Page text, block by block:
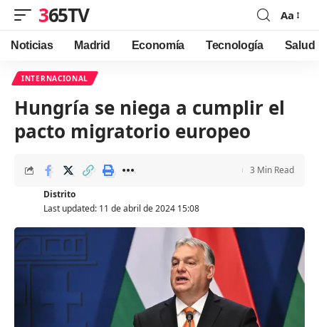
365TV
Font
Resizer
Aa
Noticias Madrid Economía Tecnología Salud
INTERNACIONAL
Hungría se niega a cumplir el
pacto migratorio europeo
Last updated: 11 de abril de 2024 15:08
Distrito
3 Min Read